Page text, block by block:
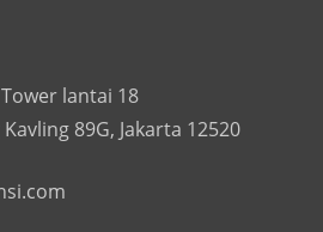
lantai 18
89G, Jakarta 12520